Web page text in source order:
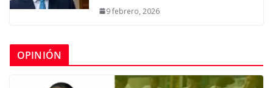
9 febrero, 2026
OPINIÓN